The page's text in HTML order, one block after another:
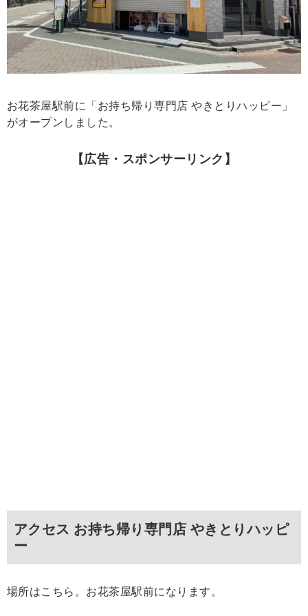
お花茶屋駅前に「お持ち帰り専門店 やきとりハッピー」
がオープンしました。
【広告・スポンサーリンク】
アクセス お持ち帰り専門店 やきとりハッピ
ー
場所はこちら。お花茶屋駅前になります。